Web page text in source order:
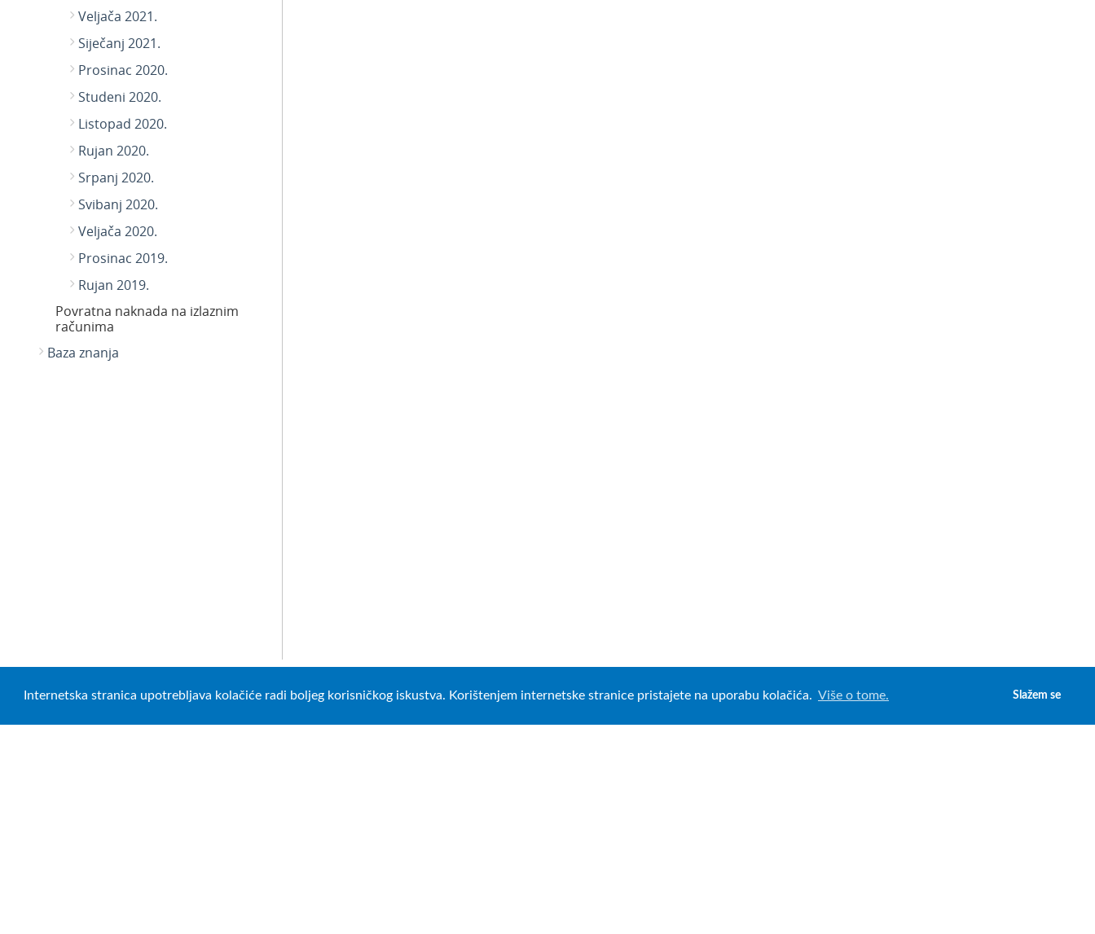
Internetska stranica upotrebljava kolačiće radi boljeg korisničkog iskustva. Korištenjem internetske stranice pristajete na uporabu kolačića. Više o tome. Slažem se
Veljača 2021.
Siječanj 2021.
Prosinac 2020.
Studeni 2020.
Listopad 2020.
Rujan 2020.
Srpanj 2020.
Svibanj 2020.
Veljača 2020.
Prosinac 2019.
Rujan 2019.
Povratna naknada na izlaznim
računima
Baza znanja